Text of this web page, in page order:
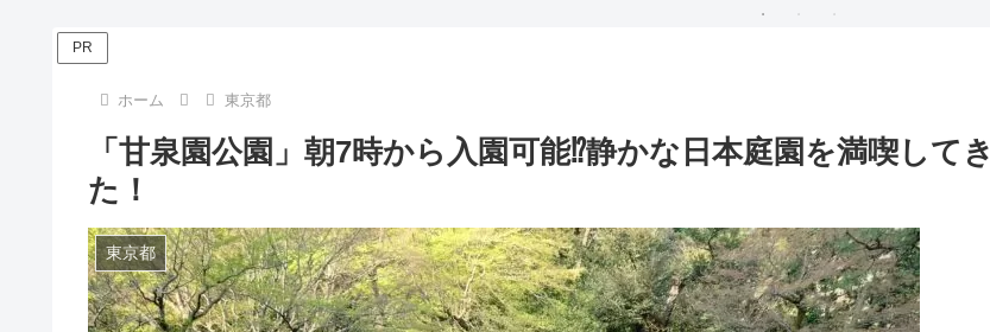
PR
ホーム 東京都
「甘泉園公園」朝7時から入園可能⁉静かな日本庭園を満喫してき
た！
東京都